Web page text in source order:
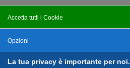
La tua privacy è importante per noi.
Accetta tutti i Cookie
Salva
Opzioni
Nascondi Opzioni